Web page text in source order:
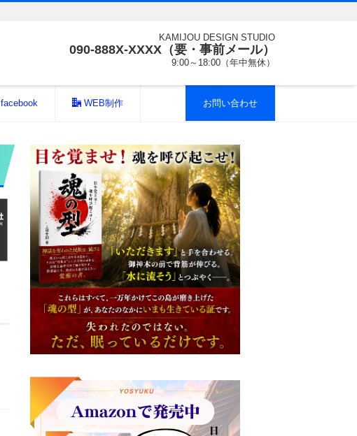
KAMIJOU DESIGN STUDIO
090-888X-XXXX（要・事前メール）
9:00～18:00（年中無休）
facebook WEB制作 お問い合わせ